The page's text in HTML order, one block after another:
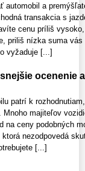
automobil a
transakcia s
cenu príliš
priliš nízka suma
vyžaduje [...]
ocenenie
patrí k
majiteľov
na ceny podobných
nezodpovedá
[...]